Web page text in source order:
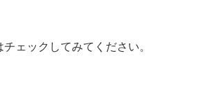
ェックしてみてください。